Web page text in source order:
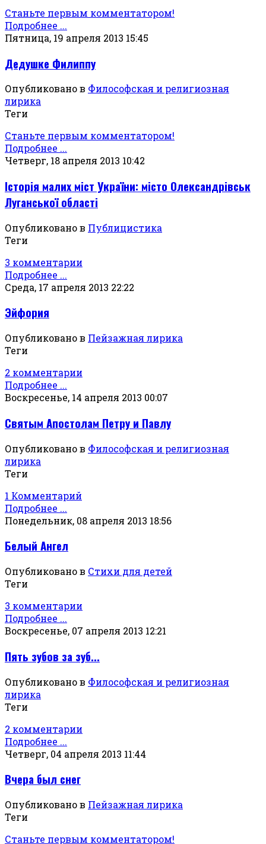
Станьте первым комментатором!
Подробнее ...
Пятница, 19 апреля 2013 15:45
Дедушке Филиппу
Опубликовано в Философская и религиозная
лирика
Теги
Станьте первым комментатором!
Подробнее ...
Четверг, 18 апреля 2013 10:42
Історія малих міст України: місто Олександрівськ
Луганської області
Опубликовано в Публицистика
Теги
3 комментарии
Подробнее ...
Среда, 17 апреля 2013 22:22
Эйфория
Опубликовано в Пейзажная лирика
Теги
2 комментарии
Подробнее ...
Воскресенье, 14 апреля 2013 00:07
Святым Апостолам Петру и Павлу
Опубликовано в Философская и религиозная
лирика
Теги
1 Комментарий
Подробнее ...
Понедельник, 08 апреля 2013 18:56
Белый Ангел
Опубликовано в Стихи для детей
Теги
3 комментарии
Подробнее ...
Воскресенье, 07 апреля 2013 12:21
Пять зубов за зуб...
Опубликовано в Философская и религиозная
лирика
Теги
2 комментарии
Подробнее ...
Четверг, 04 апреля 2013 11:44
Вчера был снег
Опубликовано в Пейзажная лирика
Теги
Станьте первым комментатором!